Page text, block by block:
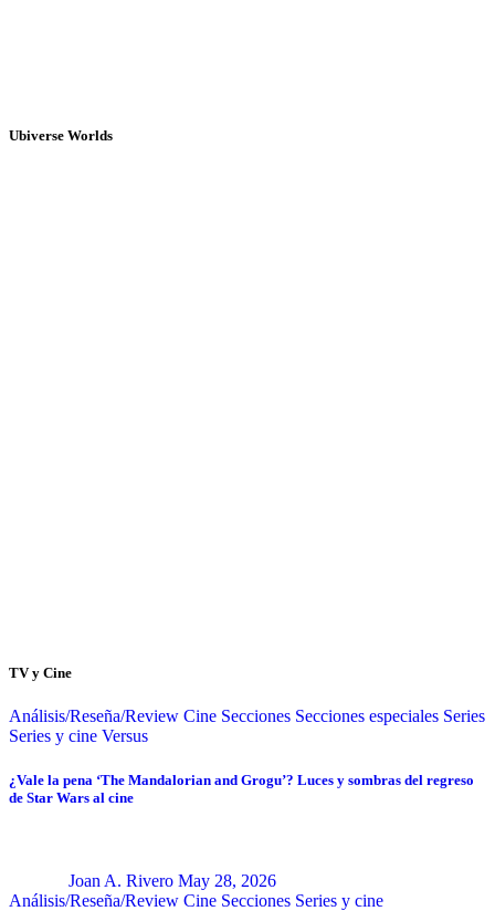
Ubiverse Worlds
TV y Cine
Análisis/Reseña/Review Cine Secciones Secciones especiales Series
Series y cine Versus
¿Vale la pena ‘The Mandalorian and Grogu’? Luces y sombras del regreso
de Star Wars al cine
Joan A. Rivero May 28, 2026
Análisis/Reseña/Review Cine Secciones Series y cine